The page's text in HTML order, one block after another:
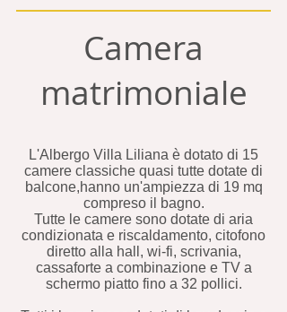
Camera
matrimoniale
L'Albergo Villa Liliana è dotato di 15
camere classiche quasi tutte dotate di
balcone,hanno un'ampiezza di 19 mq
compreso il bagno.
Tutte le camere sono dotate di aria
condizionata e riscaldamento, citofono
diretto alla hall, wi-fi, scrivania,
cassaforte a combinazione e TV a
schermo piatto fino a 32 pollici.